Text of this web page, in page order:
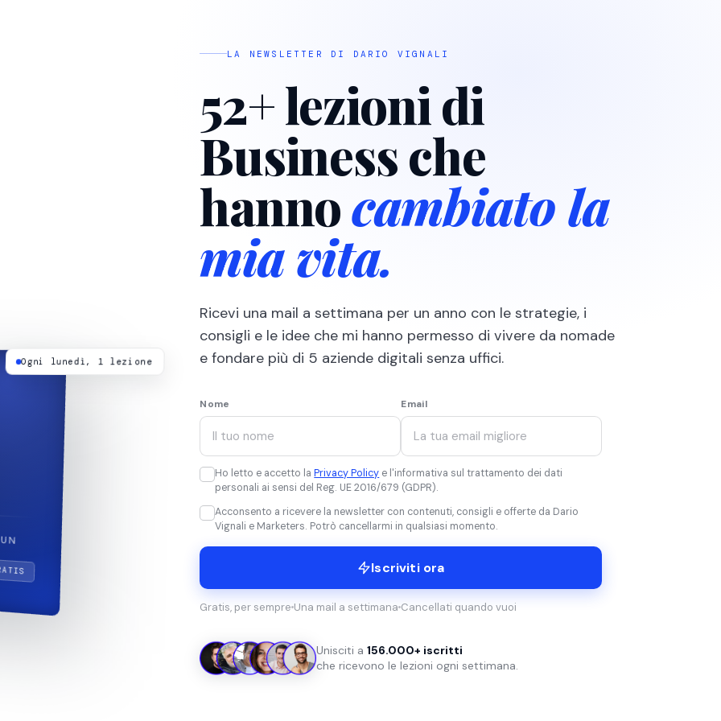
Ogni lunedì, 1 lezione
LA NEWSLETTER DI DARIO VIGNALI
52+ lezioni di
Business che
hannocambiato la
mia vita.
Ricevi una mail a settimana per un anno con le strategie, i
consigli e le idee che mi hanno permesso di vivere da nomade
e fondare più di 5 aziende digitali senza uffici.
Nome Email
Ho letto e accetto laPrivacy Policy e l'informativa sul trattamento dei dati
personali ai sensi del Reg. UE 2016/679 (GDPR).
Acconsento a ricevere la newsletter con contenuti, consigli e offerte da Dario
Vignali e Marketers. Potrò cancellarmi in qualsiasi momento.
Iscriviti ora
Gratis, per sempre Una mail a settimana Cancellati quando vuoi
Unisciti a156.000+ iscritti
che ricevono le lezioni ogni settimana.